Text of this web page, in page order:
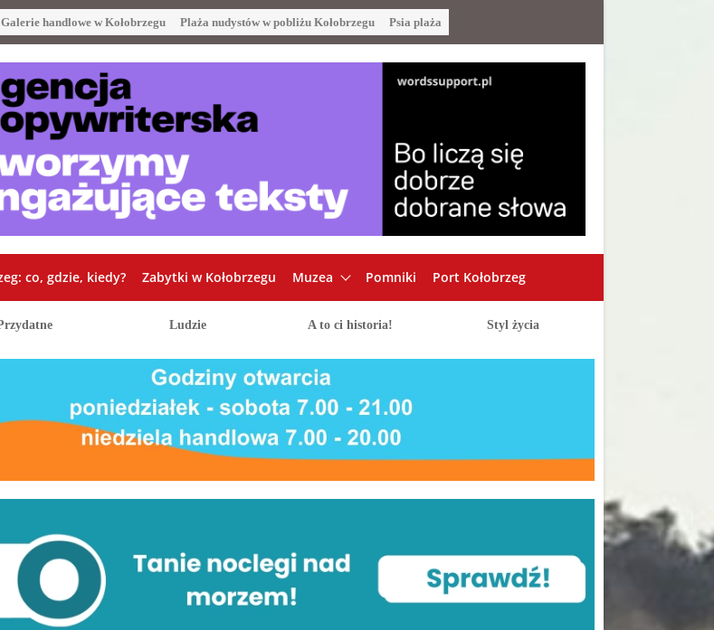
Galerie handlowe w Kołobrzegu Plaża nudystów w pobliżu Kołobrzegu Psia plaża
co, gdzie, kiedy? Zabytki w Kołobrzegu Muzea Pomniki Port Kołobrzeg
Ludzie A to ci historia! Styl życia